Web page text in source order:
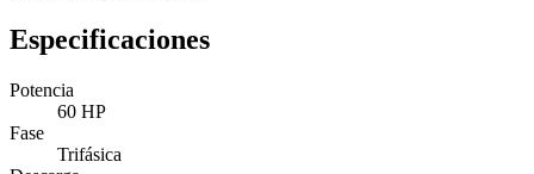
Especificaciones
Potencia
60 HP
Fase
Trifásica